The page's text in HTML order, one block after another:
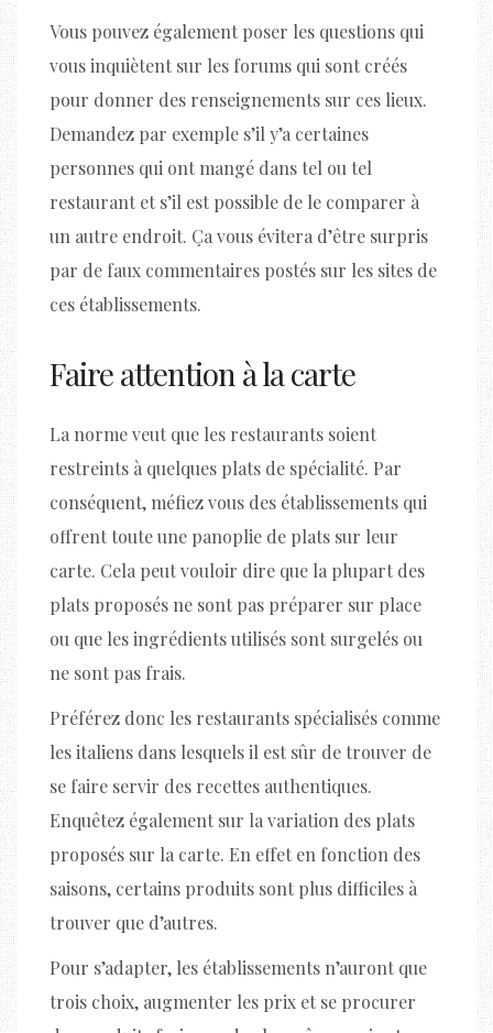
Vous pouvez également poser les questions qui
vous inquiètent sur les forums qui sont créés
pour donner des renseignements sur ces lieux.
Demandez par exemple s’il y’a certaines
personnes qui ont mangé dans tel ou tel
restaurant et s’il est possible de le comparer à
un autre endroit. Ça vous évitera d’être surpris
par de faux commentaires postés sur les sites de
ces établissements.
Faire attention à la carte
La norme veut que les restaurants soient
restreints à quelques plats de spécialité. Par
conséquent, méfiez vous des établissements qui
offrent toute une panoplie de plats sur leur
carte. Cela peut vouloir dire que la plupart des
plats proposés ne sont pas préparer sur place
ou que les ingrédients utilisés sont surgelés ou
ne sont pas frais.
Préférez donc les restaurants spécialisés comme
les italiens dans lesquels il est sûr de trouver de
se faire servir des recettes authentiques.
Enquêtez également sur la variation des plats
proposés sur la carte. En effet en fonction des
saisons, certains produits sont plus difficiles à
trouver que d’autres.
Pour s’adapter, les établissements n’auront que
trois choix, augmenter les prix et se procurer